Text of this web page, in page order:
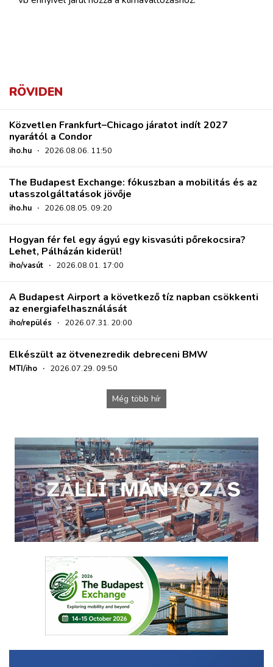
RÖVIDEN
Közvetlen Frankfurt–Chicago járatot indít 2027
nyarától a Condor
iho.hu · 2026.08.06. 11:50
The Budapest Exchange: fókuszban a mobilitás és az
utasszolgáltatások jövője
iho.hu · 2026.08.05. 09:20
Hogyan fér fel egy ágyú egy kisvasúti pőrekocsira?
Lehet, Pálházán kiderül!
iho/vasút · 2026.08.01. 17:00
A Budapest Airport a következő tíz napban csökkenti
az energiafelhasználását
iho/repülés · 2026.07.31. 20:00
Elkészült az ötvenezredik debreceni BMW
MTI/iho · 2026.07.29. 09:50
Még több hír